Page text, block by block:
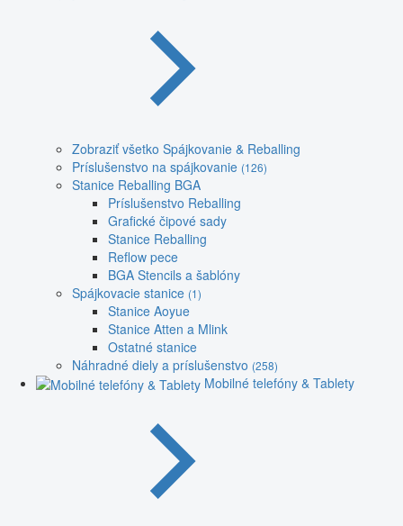
Zobraziť všetko Spájkovanie & Reballing
Príslušenstvo na spájkovanie (126)
Stanice Reballing BGA
Príslušenstvo Reballing
Grafické čipové sady
Stanice Reballing
Reflow pece
BGA Stencils a šablóny
Spájkovacie stanice (1)
Stanice Aoyue
Stanice Atten a Mlink
Ostatné stanice
Náhradné diely a príslušenstvo (258)
Mobilné telefóny & Tablety